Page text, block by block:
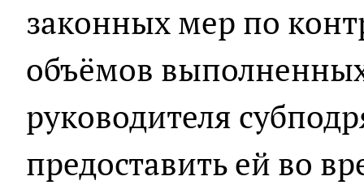
законных мер по
объёмов
руководителя
предоставить ей во